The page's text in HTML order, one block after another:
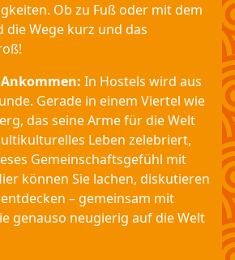
Ob zu Fuß oder mit dem
die Wege kurz und das
In Hostels wird aus
Gerade in einem Viertel wie
das seine Arme für die Welt
Leben zelebriert,
Gemeinschaftsgefühl mit
können Sie lachen, diskutieren
– gemeinsam mit
genauso neugierig auf die Welt